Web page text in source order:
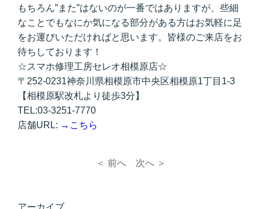
もちろん”また”はないのが一番ではありますが、些細
なことでもなにか気になる部分がある方はお気軽に足
をお運びいただければと思います。皆様のご来店をお
待ちしております！
☆スマホ修理工房セレオ相模原店☆
〒252-0231神奈川県相模原市中央区相模原1丁目1-3
【相模原駅改札より徒歩3分】
TEL:03-3251-7770
店舗URL: →こちら
＜ 前へ 次へ ＞
アーカイブ